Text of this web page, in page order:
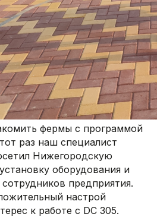
фермы с программой
раз наш специалист
Нижегородскую
оборудования и
предприятия.
настрой
к работе с DC 305.